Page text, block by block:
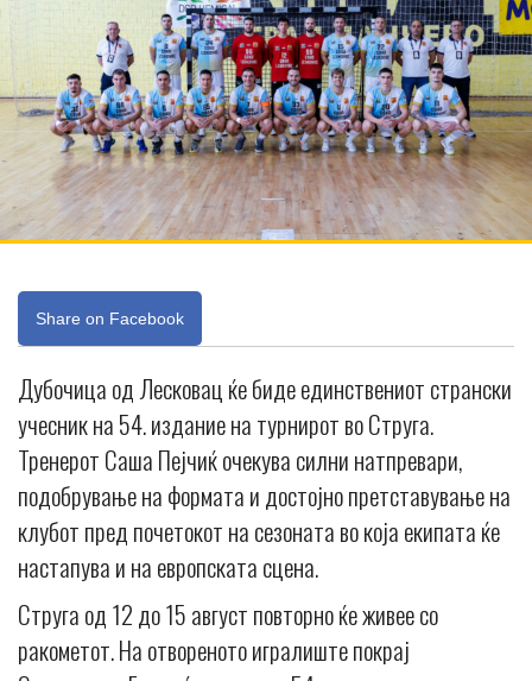
Share on Facebook
Дубочица од Лесковац ќе биде единствениот странски
учесник на 54. издание на турнирот во Струга.
Тренерот Саша Пејчиќ очекува силни натпревари,
подобрување на формата и достојно претставување на
клубот пред почетокот на сезоната во која екипата ќе
настапува и на европската сцена.
Струга од 12 до 15 август повторно ќе живее со
ракометот. На отвореното игралиште покрај